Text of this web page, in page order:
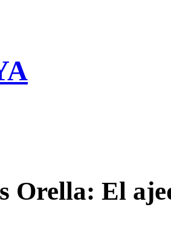
Orella: El